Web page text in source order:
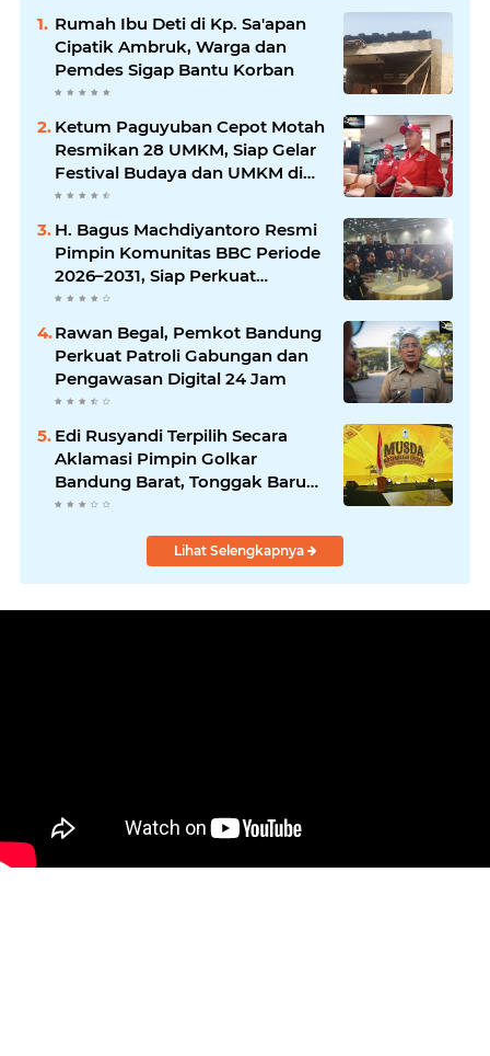
Rumah Ibu Deti di Kp. Sa'apan
Cipatik Ambruk, Warga dan
Pemdes Sigap Bantu Korban
Ketum Paguyuban Cepot Motah
Resmikan 28 UMKM, Siap Gelar
Festival Budaya dan UMKM di
Jalan Braga
H. Bagus Machdiyantoro Resmi
Pimpin Komunitas BBC Periode
2026–2031, Siap Perkuat
Solidaritas dan Hadirkan
Program Nyata untuk
Masyarakat
Rawan Begal, Pemkot Bandung
Perkuat Patroli Gabungan dan
Pengawasan Digital 24 Jam
Edi Rusyandi Terpilih Secara
Aklamasi Pimpin Golkar
Bandung Barat, Tonggak Baru
Kepemimpinan Harmonis
Lihat Selengkapnya